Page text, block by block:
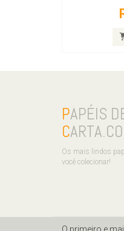
PAPÉIS
C
Os mais lindos
você colecionar!